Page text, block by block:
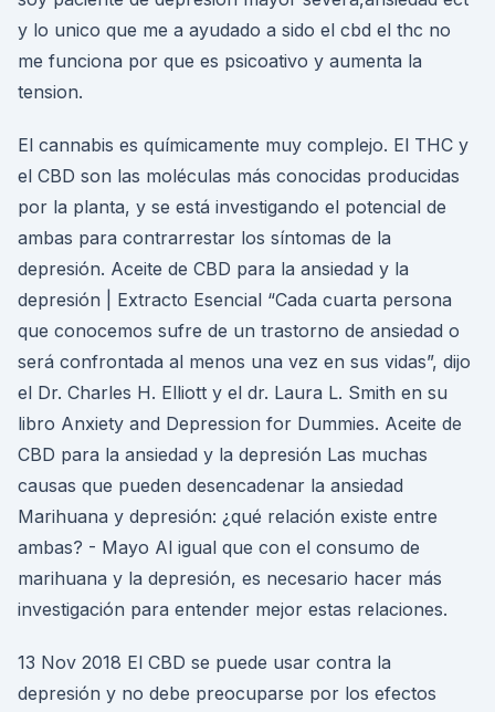
y lo unico que me a ayudado a sido el cbd el thc no
me funciona por que es psicoativo y aumenta la
tension.
El cannabis es químicamente muy complejo. El THC y
el CBD son las moléculas más conocidas producidas
por la planta, y se está investigando el potencial de
ambas para contrarrestar los síntomas de la
depresión. Aceite de CBD para la ansiedad y la
depresión | Extracto Esencial “Cada cuarta persona
que conocemos sufre de un trastorno de ansiedad o
será confrontada al menos una vez en sus vidas”, dijo
el Dr. Charles H. Elliott y el dr. Laura L. Smith en su
libro Anxiety and Depression for Dummies. Aceite de
CBD para la ansiedad y la depresión Las muchas
causas que pueden desencadenar la ansiedad
Marihuana y depresión: ¿qué relación existe entre
ambas? - Mayo Al igual que con el consumo de
marihuana y la depresión, es necesario hacer más
investigación para entender mejor estas relaciones.
13 Nov 2018 El CBD se puede usar contra la
depresión y no debe preocuparse por los efectos